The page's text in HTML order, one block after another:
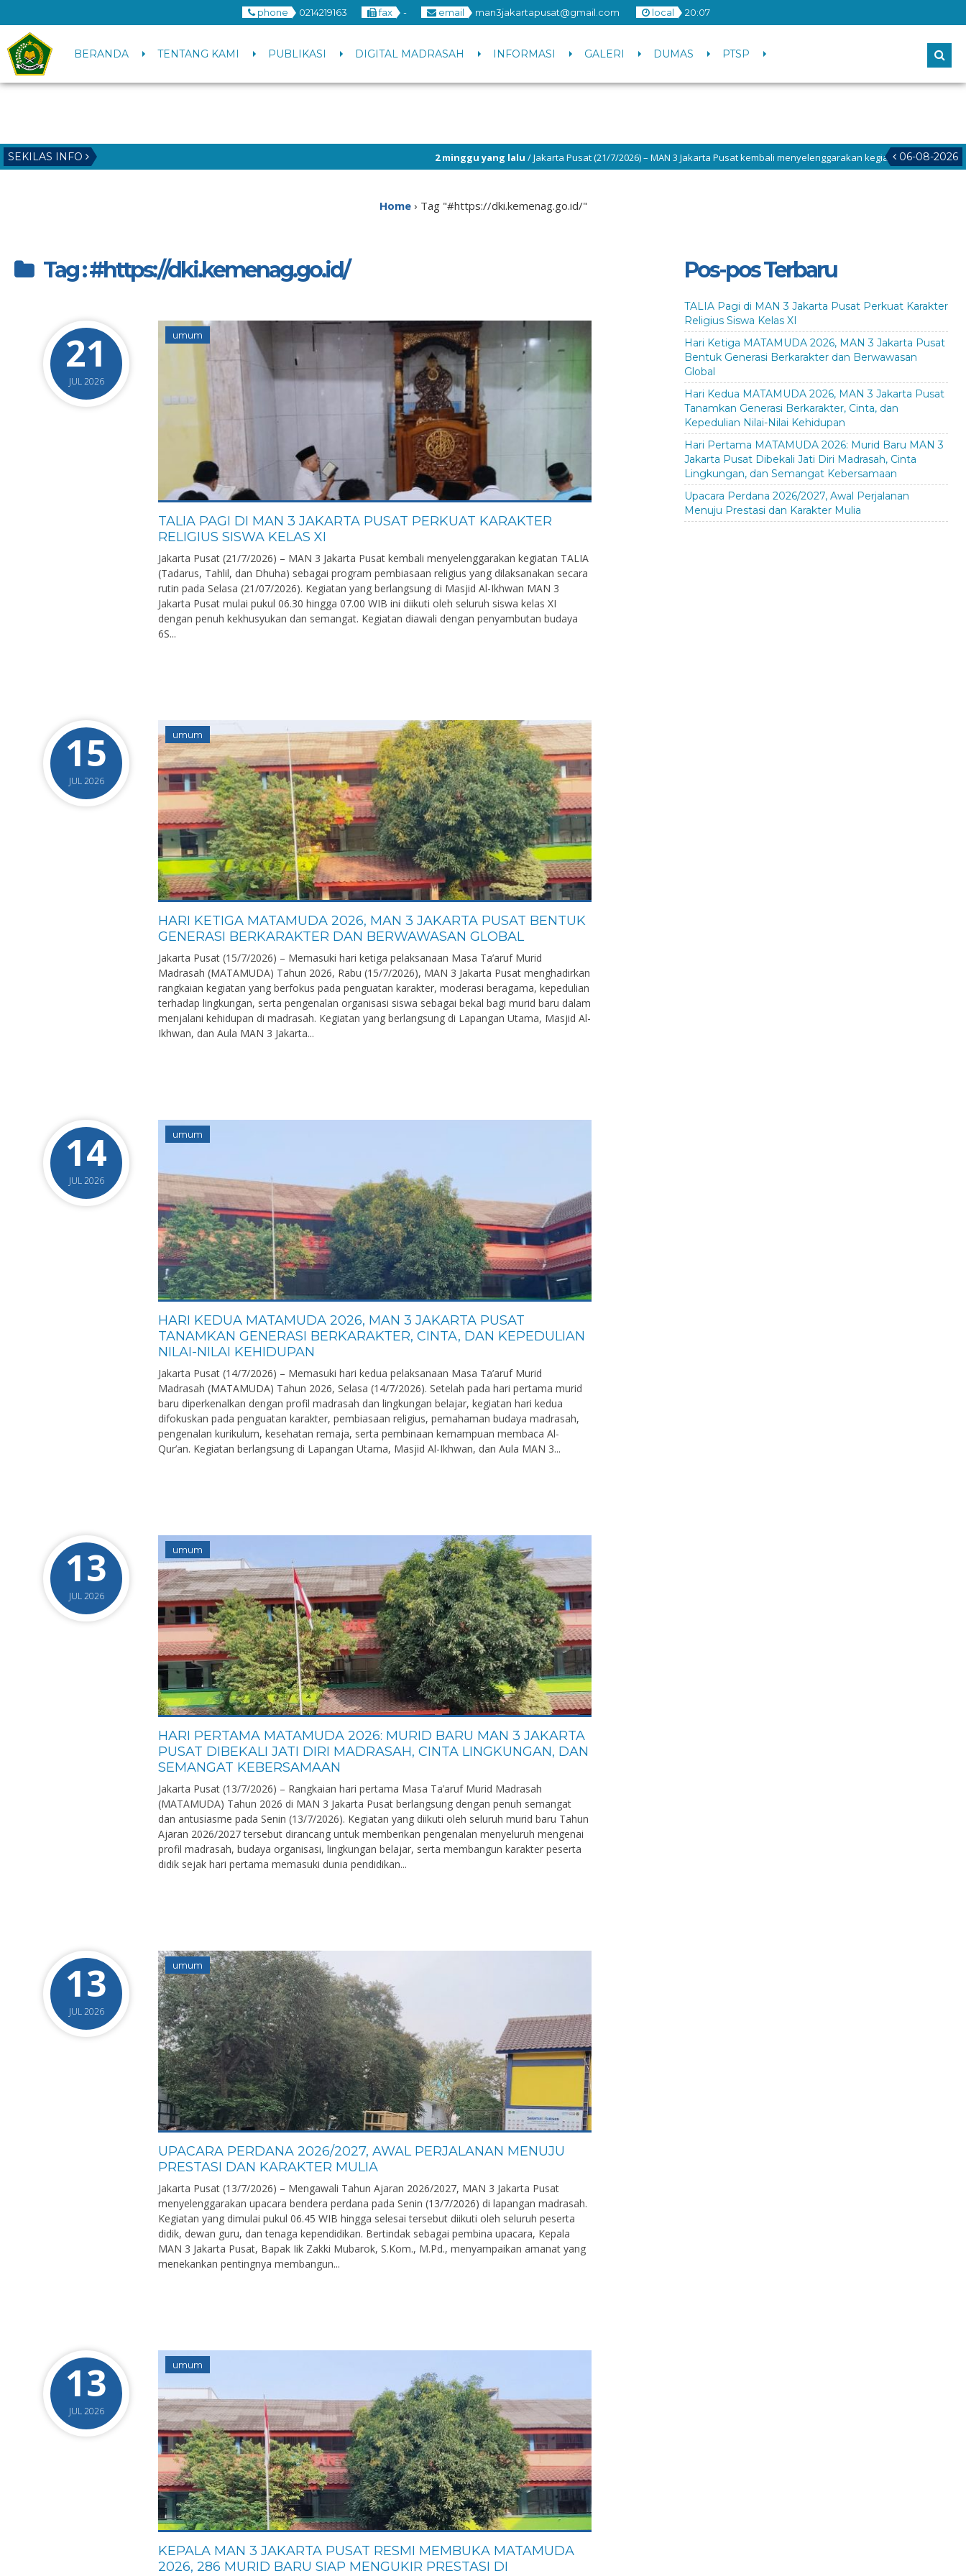
phone 0214219163 fax - email man3jakartapusat@gmail.com local 20:07
BERANDA TENTANG KAMI PUBLIKASI DIGITAL MADRASAH INFORMASI GALERI DUMAS PTSP
SEKILAS INFO 06-08-2026
/ Jakarta Pusat (21/7/2026) – MAN 3 Jakarta Pusat kembali menyelenggarakan kegiatan TALIA (Tadarus, Tahlil, dan
Home› Tag "#https://dki.kemenag.go.id/"
Tag : #https://dki.kemenag.go.id/
21
JUL 2026
umum
TALIA PAGI DI MAN 3 JAKARTA PUSAT PERKUAT KARAKTER
RELIGIUS SISWA KELAS XI
Jakarta Pusat (21/7/2026) – MAN 3 Jakarta Pusat kembali menyelenggarakan kegiatan TALIA
(Tadarus, Tahlil, dan Dhuha) sebagai program pembiasaan religius yang dilaksanakan secara
rutin pada Selasa (21/07/2026). Kegiatan yang berlangsung di Masjid Al-Ikhwan MAN 3
Jakarta Pusat mulai pukul 06.30 hingga 07.00 WIB ini diikuti oleh seluruh siswa kelas XI
dengan penuh kekhusyukan dan semangat. Kegiatan diawali dengan penyambutan budaya
6S...
15
JUL 2026
umum
HARI KETIGA MATAMUDA 2026, MAN 3 JAKARTA PUSAT BENTUK
GENERASI BERKARAKTER DAN BERWAWASAN GLOBAL
Jakarta Pusat (15/7/2026) – Memasuki hari ketiga pelaksanaan Masa Ta’aruf Murid
Madrasah (MATAMUDA) Tahun 2026, Rabu (15/7/2026), MAN 3 Jakarta Pusat menghadirkan
rangkaian kegiatan yang berfokus pada penguatan karakter, moderasi beragama, kepedulian
terhadap lingkungan, serta pengenalan organisasi siswa sebagai bekal bagi murid baru dalam
menjalani kehidupan di madrasah. Kegiatan yang berlangsung di Lapangan Utama, Masjid Al-
Ikhwan, dan Aula MAN 3 Jakarta...
14
JUL 2026
umum
HARI KEDUA MATAMUDA 2026, MAN 3 JAKARTA PUSAT
TANAMKAN GENERASI BERKARAKTER, CINTA, DAN KEPEDULIAN
NILAI-NILAI KEHIDUPAN
Jakarta Pusat (14/7/2026) – Memasuki hari kedua pelaksanaan Masa Ta’aruf Murid
Madrasah (MATAMUDA) Tahun 2026, Selasa (14/7/2026). Setelah pada hari pertama murid
baru diperkenalkan dengan profil madrasah dan lingkungan belajar, kegiatan hari kedua
difokuskan pada penguatan karakter, pembiasaan religius, pemahaman budaya madrasah,
pengenalan kurikulum, kesehatan remaja, serta pembinaan kemampuan membaca Al-
Qur’an. Kegiatan berlangsung di Lapangan Utama, Masjid Al-Ikhwan, dan Aula MAN 3...
13
JUL 2026
umum
HARI PERTAMA MATAMUDA 2026: MURID BARU MAN 3 JAKARTA
PUSAT DIBEKALI JATI DIRI MADRASAH, CINTA LINGKUNGAN, DAN
SEMANGAT KEBERSAMAAN
Jakarta Pusat (13/7/2026) – Rangkaian hari pertama Masa Ta’aruf Murid Madrasah
(MATAMUDA) Tahun 2026 di MAN 3 Jakarta Pusat berlangsung dengan penuh semangat
dan antusiasme pada Senin (13/7/2026). Kegiatan yang diikuti oleh seluruh murid baru Tahun
Ajaran 2026/2027 tersebut dirancang untuk memberikan pengenalan menyeluruh mengenai
profil madrasah, budaya organisasi, lingkungan belajar, serta membangun karakter peserta
didik sejak hari pertama memasuki dunia pendidikan...
13
JUL 2026
umum
UPACARA PERDANA 2026/2027, AWAL PERJALANAN MENUJU
PRESTASI DAN KARAKTER MULIA
Jakarta Pusat (13/7/2026) – Mengawali Tahun Ajaran 2026/2027, MAN 3 Jakarta Pusat
menyelenggarakan upacara bendera perdana pada Senin (13/7/2026) di lapangan madrasah.
Kegiatan yang dimulai pukul 06.45 WIB hingga selesai tersebut diikuti oleh seluruh peserta
didik, dewan guru, dan tenaga kependidikan. Bertindak sebagai pembina upacara, Kepala
MAN 3 Jakarta Pusat, Bapak Iik Zakki Mubarok, S.Kom., M.Pd., menyampaikan amanat yang
menekankan pentingnya membangun...
13
JUL 2026
umum
KEPALA MAN 3 JAKARTA PUSAT RESMI MEMBUKA MATAMUDA
2026, 286 MURID BARU SIAP MENGUKIR PRESTASI DI
Pos-pos Terbaru
TALIA Pagi di MAN 3 Jakarta Pusat Perkuat Karakter
Religius Siswa Kelas XI
Hari Ketiga MATAMUDA 2026, MAN 3 Jakarta Pusat
Bentuk Generasi Berkarakter dan Berwawasan
Global
Hari Kedua MATAMUDA 2026, MAN 3 Jakarta Pusat
Tanamkan Generasi Berkarakter, Cinta, dan
Kepedulian Nilai-Nilai Kehidupan
Hari Pertama MATAMUDA 2026: Murid Baru MAN 3
Jakarta Pusat Dibekali Jati Diri Madrasah, Cinta
Lingkungan, dan Semangat Kebersamaan
Upacara Perdana 2026/2027, Awal Perjalanan
Menuju Prestasi dan Karakter Mulia